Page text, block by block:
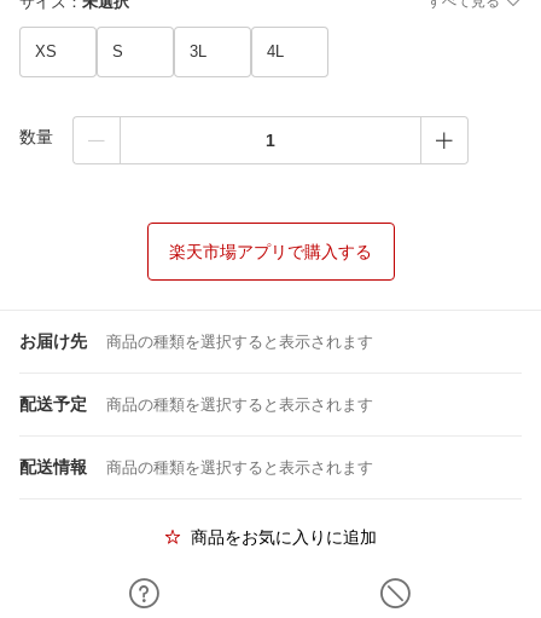
XS S 3L 4L
数量
楽天市場アプリで購入する
お届け先 商品の種類を選択すると表示されます
配送予定 商品の種類を選択すると表示されます
配送情報 商品の種類を選択すると表示されます
商品をお気に入りに追加